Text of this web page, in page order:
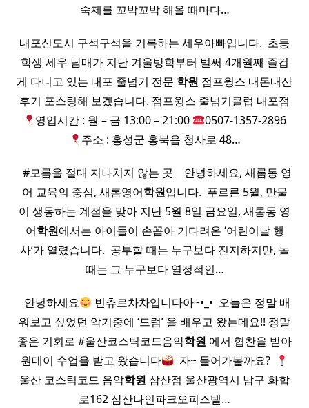
숙제를 꼬박꼬박 해올 때마다…
내포신도시 구석구석을 기록하는 세우아빠입니다. ​ 초등
학생 세우 남매가 지난 겨울방학부터 벌써 4개월째 즐겁
게 다니고 있는 내포 줄넘기 전문 학원 점프윙스 내돈내산
후기 포스팅해 보겠습니다. 점프윙스 줄넘기클럽 내포점
영업시간 : 월 – 금 13:00 – 21:00
0507-1357-2896
주소 : 홍성군 홍북읍 청사로 48…
​ ​ #모름을 절대 지나치지 않는 곳 ​ ​ ​ 안녕하세요, 새롬동 영
어 교육의 중심, 새롬영어학원입니다. ​ 푸르른 5월, 만물
이 생동하는 계절을 맞아 지난 5월 8일 금요일, 새롬동 영
어학원에서는 아이들이 손꼽아 기다려온 ‘어린이날 행
사’가 열렸습니다. ​ 공부할 때는 누구보다 진지하지만, 놀
때는 그 누구보다 열정적인…
​ ​ 안녕하세요
빈츄르차차입니다아~•_• ​ 오늘은 정말 배
워보고 싶었던 악기중에 ‘드럼’ 을 배우고 왔는데요!! 정말
좋은 기회로 #울산코스틱코드음악학원 에서 협찬을 받아
원데이 수업을 받고 왔습니다
​ 자~ 들어가볼까요? ​
울산 코스틱코드 음악학원 삼산점 울산광역시 남구 화합
로162 삼산나인파크오피스텔…